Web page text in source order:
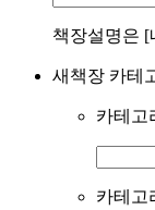
책장설명은 [
새책장 카테
카테고
카테고